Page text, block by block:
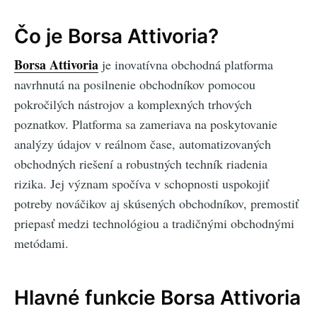
Čo je Borsa Attivoria?
Borsa Attivoria je inovatívna obchodná platforma
navrhnutá na posilnenie obchodníkov pomocou
pokročilých nástrojov a komplexných trhových
poznatkov. Platforma sa zameriava na poskytovanie
analýzy údajov v reálnom čase, automatizovaných
obchodných riešení a robustných techník riadenia
rizika. Jej význam spočíva v schopnosti uspokojiť
potreby nováčikov aj skúsených obchodníkov, premostiť
priepasť medzi technológiou a tradičnými obchodnými
metódami.
Hlavné funkcie Borsa Attivoria